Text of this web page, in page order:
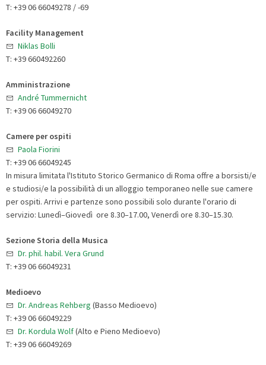
T: +39 06 66049278 / -69
Facility Management
Niklas Bolli
T: +39 660492260
Amministrazione
André Tummernicht
T: +39 06 66049270
Camere per ospiti
Paola Fiorini
T: +39 06 66049245
In misura limitata l'Istituto Storico Germanico di Roma offre a borsisti/e
e studiosi/e la possibilità di un alloggio temporaneo nelle sue camere
per ospiti. Arrivi e partenze sono possibili solo durante l'orario di
servizio: Lunedì–Giovedì ore 8.30–17.00, Venerdì ore 8.30–15.30.
Sezione Storia della Musica
Dr. phil. habil. Vera Grund
T: +39 06 66049231
Medioevo
Dr. Andreas Rehberg (Basso Medioevo)
T: +39 06 66049229
Dr. Kordula Wolf(Alto e Pieno Medioevo)
T: +39 06 66049269